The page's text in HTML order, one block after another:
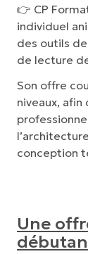
👉 CP
individuel
des outils
de lecture
Son offre
niveaux,
conception
Une